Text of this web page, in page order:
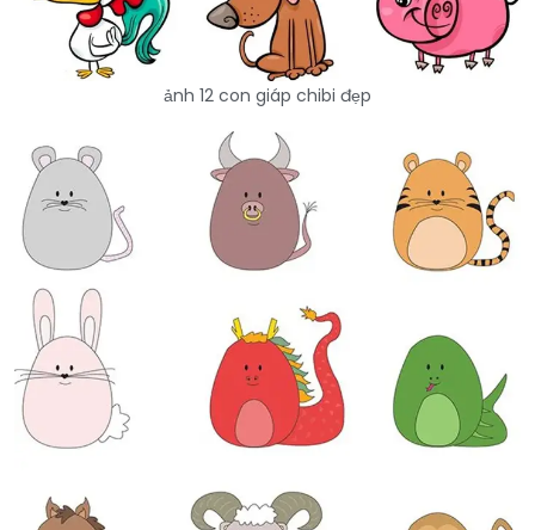
ảnh 12 con giáp chibi đẹp